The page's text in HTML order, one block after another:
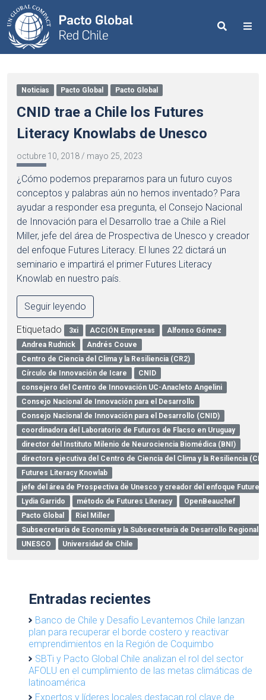
Search
Noticias Pacto Global Pacto Global
CNID trae a Chile los Futures
Literacy Knowlabs de Unesco
octubre 10, 2018 / mayo 25, 2023
¿Cómo podemos prepararnos para un futuro cuyos
conceptos y palabras aún no hemos inventado? Para
ayudar a responder esa pregunta, el Consejo Nacional
de Innovación para el Desarrollo trae a Chile a Riel
Miller, jefe del área de Prospectiva de Unesco y creador
del enfoque Futures Literacy. El lunes 22 dictará un
seminario e impartirá el primer Futures Literacy
Knowlab en nuestro país.
Seguir leyendo
Etiquetado 3xi ACCIÓN Empresas
Alfonso Gómez
Andrea Rudnick
Andrés Couve
Centro de Ciencia del Clima y la Resiliencia (CR2)
Círculo de Innovación de Icare
CNID
consejero del Centro de Innovación UC-Anacleto Angelini
Consejo Nacional de Innovación para el Desarrollo
Consejo Nacional de Innovación para el Desarrollo (CNID)
coordinadora del Laboratorio de Futuros de Flacso en Uruguay
director del Instituto Milenio de Neurociencia Biomédica (BNI)
directora ejecutiva del Centro de Ciencia del Clima y la Resiliencia
Futures Literacy Knowlab
jefe del área de Prospectiva de Unesco y creador del enfoque Futures
Lydia Garrido
método de Futures Literacy
OpenBeauchef
Pacto Global
Riel Miller
Subsecretaría de Economía y la Subsecretaría de Desarrollo Regional
UNESCO
Universidad de Chile
Entradas recientes
Banco de Chile y Desafío Levantemos Chile lanzan
plan para recuperar el borde costero y reactivar
emprendimientos en la Región de Coquimbo
SBTi y Pacto Global Chile analizan el rol del sector
AFOLU en el cumplimiento de las metas climáticas de
latinoamérica
Expertos y líderes locales destacan rol clave de